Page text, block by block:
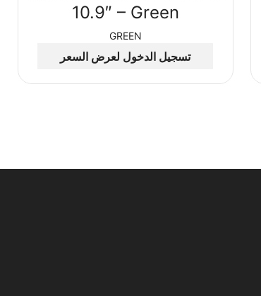
10.9″ – Green
GREEN
تسجيل الدخول لعرض السعر